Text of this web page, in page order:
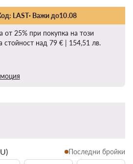
LAST· Важи до10.08
от 25% при покупка на този
стойност над 79 € | 154,51 лв.
Последни бройки